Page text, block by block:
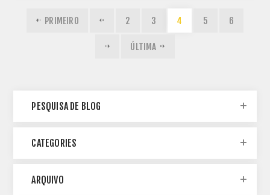
PRIMEIRO 2 3 4 5 6
ÚLTIMA
PESQUISA DE BLOG
CATEGORIES
ARQUIVO